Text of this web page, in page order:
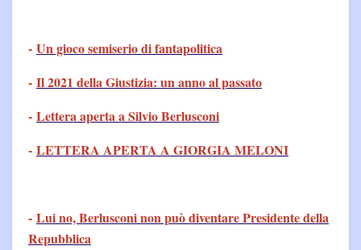
- Un gioco semiserio di fantapolitica
- Il 2021 della Giustizia: un anno al passato
- Lettera aperta a Silvio Berlusconi
- LETTERA APERTA A GIORGIA MELONI
- Lui no, Berlusconi non può diventare Presidente della
Repubblica